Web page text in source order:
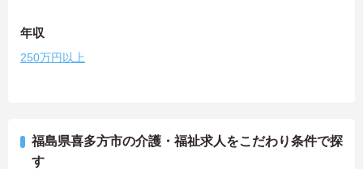
年収
250万円以上
福島県喜多方市の介護・福祉求人をこだわり条件で探
す